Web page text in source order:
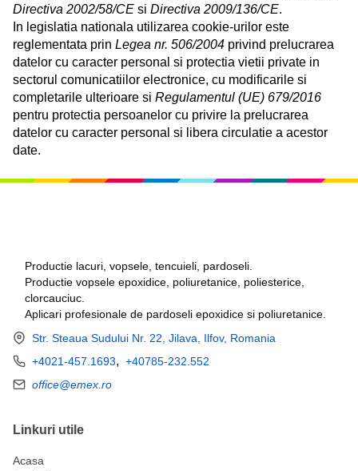
Directiva 2002/58/CE si Directiva 2009/136/CE.
In legislatia nationala utilizarea cookie-urilor este
reglementata prin Legea nr. 506/2004 privind prelucrarea
datelor cu caracter personal si protectia vietii private in
sectorul comunicatiilor electronice, cu modificarile si
completarile ulterioare si Regulamentul (UE) 679/2016
pentru protectia persoanelor cu privire la prelucrarea
datelor cu caracter personal si libera circulatie a acestor
date.
Productie lacuri, vopsele, tencuieli, pardoseli.
Productie vopsele epoxidice, poliuretanice, poliesterice,
clorcauciuc.
Aplicari profesionale de pardoseli epoxidice si poliuretanice.
Str. Steaua Sudului Nr. 22, Jilava, Ilfov, Romania
+4021-457.1693, +40785-232.552
office@emex.ro
Linkuri utile
Acasa